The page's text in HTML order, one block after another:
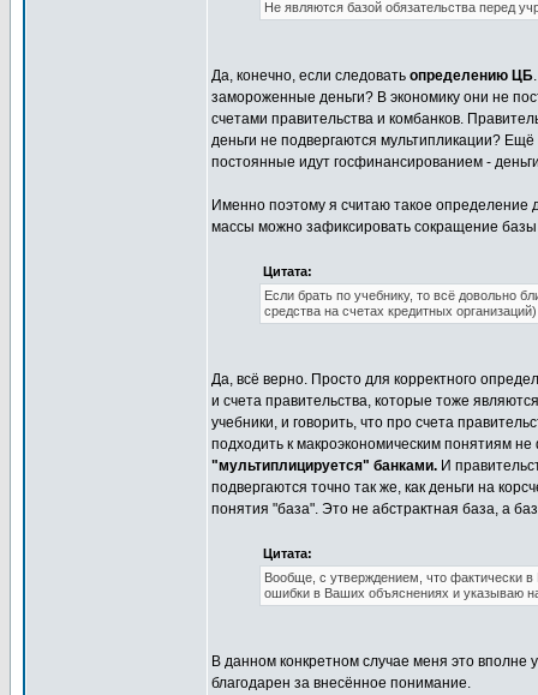
Не являются базой обязательства перед
Да, конечно, если следовать определению ЦБ
замороженные деньги? В экономику они не
счетами правительства и комбанков.
деньги не подвергаются мультипликации?
постоянные идут госфинансированием -
Именно поэтому я считаю такое
массы можно зафиксировать сокращение
Цитата:
Если брать по учебнику, то всё довольно
средства на счетах кредитных
Да, всё верно. Просто для корректного
и счета правительства, которые тоже
учебники, и говорить, что про счета
подходить к макроэкономическим понятиям
"мультиплицируется" банками. И
подвергаются точно так же, как деньги на
понятия "база". Это не абстрактная база, а
Цитата:
Вообще, с утверждением, что фактически
ошибки в Ваших объяснениях и указываю
В данном конкретном случае меня это
благодарен за внесённое понимание.